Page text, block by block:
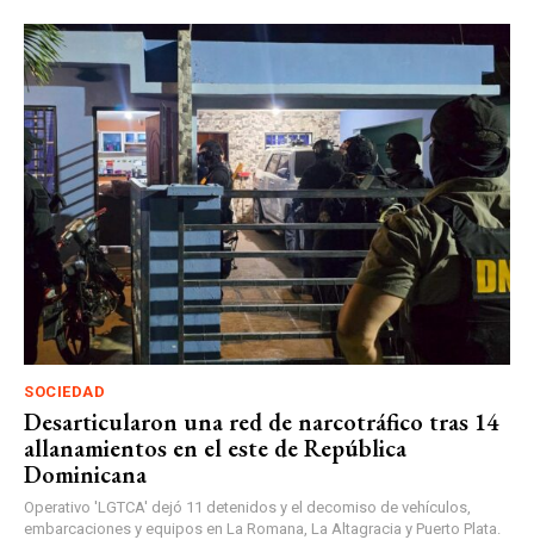
SOCIEDAD
Desarticularon una red de narcotráfico tras 14
allanamientos en el este de República
Dominicana
Operativo 'LGTCA' dejó 11 detenidos y el decomiso de vehículos,
embarcaciones y equipos en La Romana, La Altagracia y Puerto Plata.